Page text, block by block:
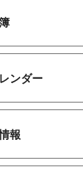
ンダー
報